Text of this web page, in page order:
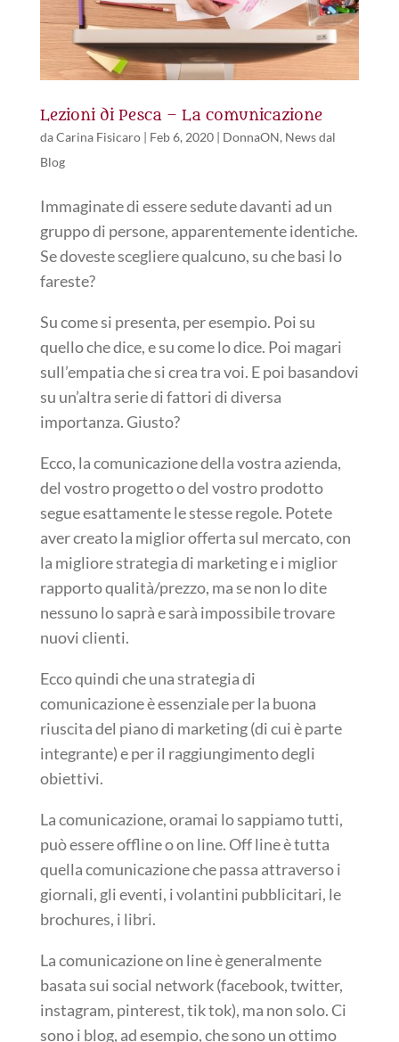
Lezioni di Pesca – La comunicazione
daCarina Fisicaro| Feb 6, 2020| DonnaON, News dal
Blog
Immaginate di essere sedute davanti ad un
gruppo di persone, apparentemente identiche.
Se doveste scegliere qualcuno, su che basi lo
fareste?
Su come si presenta, per esempio. Poi su
quello che dice, e su come lo dice. Poi magari
sull’empatia che si crea tra voi. E poi basandovi
su un’altra serie di fattori di diversa
importanza. Giusto?
Ecco, la comunicazione della vostra azienda,
del vostro progetto o del vostro prodotto
segue esattamente le stesse regole. Potete
aver creato la miglior offerta sul mercato, con
la migliore strategia di marketing e i miglior
rapporto qualità/prezzo, ma se non lo dite
nessuno lo saprà e sarà impossibile trovare
nuovi clienti.
Ecco quindi che una strategia di
comunicazione è essenziale per la buona
riuscita del piano di marketing (di cui è parte
integrante) e per il raggiungimento degli
obiettivi.
La comunicazione, oramai lo sappiamo tutti,
può essere offline o on line. Off line è tutta
quella comunicazione che passa attraverso i
giornali, gli eventi, i volantini pubblicitari, le
brochures, i libri.
La comunicazione on line è generalmente
basata sui social network (facebook, twitter,
instagram, pinterest, tik tok), ma non solo. Ci
sono i blog, ad esempio, che sono un ottimo